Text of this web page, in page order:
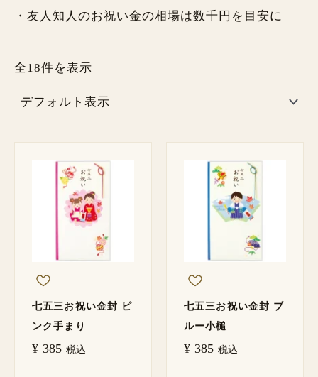
・友人知人のお祝い金の相場は数千円を目安に
全18件を表示
七五三お祝い金封 ピ
ンク手まり
¥ 385 税込
七五三お祝い金封 ブ
ルー小槌
¥ 385 税込